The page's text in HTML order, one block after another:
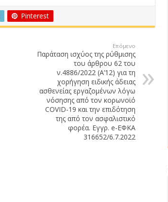
Pinterest
Επόμενο
Παράταση ισχύος της ρύθμισης
του άρθρου 62 του
ν.4886/2022 (Α’12) για τη
χορήγηση ειδικής άδειας
ασθενείας εργαζομένων λόγω
νόσησης από τον κορωνοϊό
COVID-19 και την επιδότηση
της από τον ασφαλιστικό
φορέα. Εγγρ. e-ΕΦΚΑ
316652/6.7.2022